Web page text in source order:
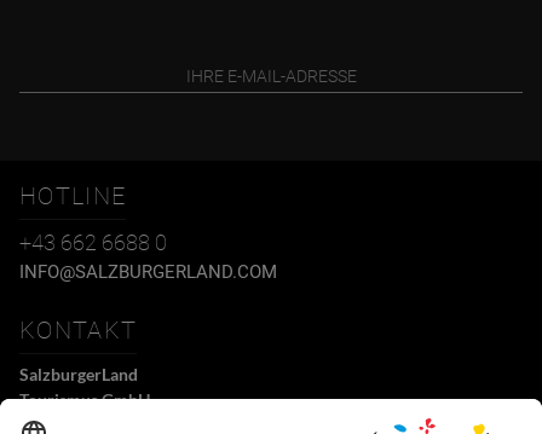
HOTLINE
+43 662 6688 0
INFO@SALZBURGERLAND.COM
KONTAKT
SalzburgerLand
Tourismus GmbH